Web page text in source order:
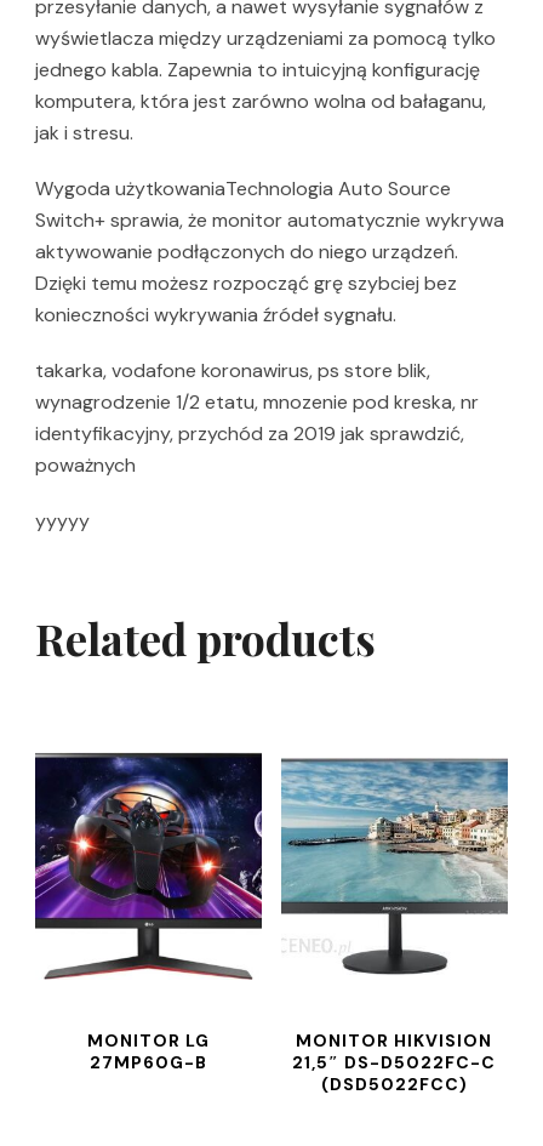
przesyłanie danych, a nawet wysyłanie sygnałów z
wyświetlacza między urządzeniami za pomocą tylko
jednego kabla. Zapewnia to intuicyjną konfigurację
komputera, która jest zarówno wolna od bałaganu,
jak i stresu.
Wygoda użytkowaniaTechnologia Auto Source
Switch+ sprawia, że monitor automatycznie wykrywa
aktywowanie podłączonych do niego urządzeń.
Dzięki temu możesz rozpocząć grę szybciej bez
konieczności wykrywania źródeł sygnału.
takarka, vodafone koronawirus, ps store blik,
wynagrodzenie 1/2 etatu, mnozenie pod kreska, nr
identyfikacyjny, przychód za 2019 jak sprawdzić,
poważnych
yyyyy
Related products
MONITOR LG
27MP60G-B
MONITOR HIKVISION
21,5″ DS-D5022FC-C
(DSD5022FCC)